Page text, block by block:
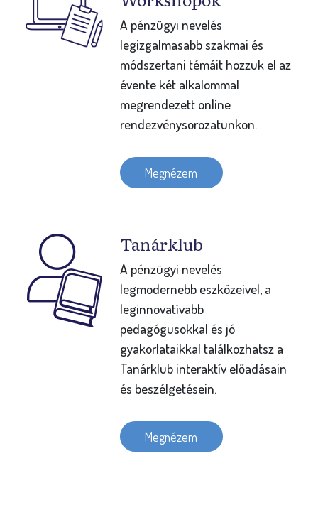
A pénzügyi nevelés
legizgalmasabb szakmai és
módszertani témáit hozzuk el az
évente két alkalommal
megrendezett online
rendezvénysorozatunkon.
Megnézem
Tanárklub
A pénzügyi nevelés
legmodernebb eszközeivel, a
leginnovatívabb
pedagógusokkal és jó
gyakorlataikkal találkozhatsz a
Tanárklub interaktív előadásain
és beszélgetésein.
Megnézem